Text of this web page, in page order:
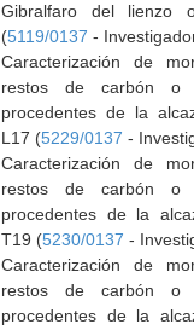
Gibralfaro del lienzo
(5119/0137 -
Caracterización de
restos de carbón o
procedentes de la
L17 (5229/0137 -
Caracterización de
restos de carbón o
procedentes de la
T19 (5230/0137 -
Caracterización de
restos de carbón o
procedentes de la